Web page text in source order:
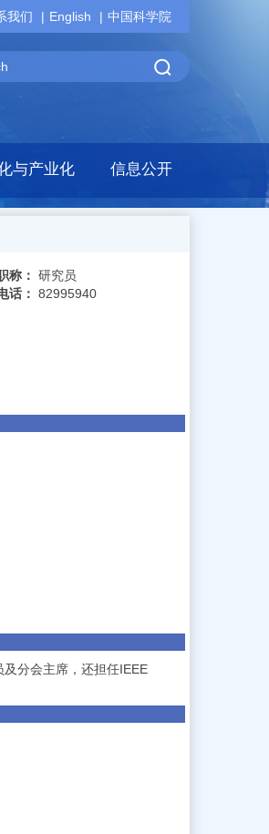
我们 English 中国科学院
与产业化 信息公开
称： 研究员
话： 82995940
分会主席，还担任IEEE